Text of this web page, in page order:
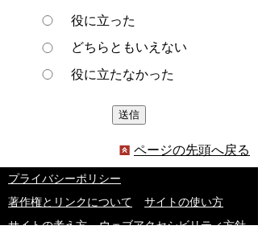
役に立った
どちらともいえない
役に立たなかった
ページの先頭へ戻る
プライバシーポリシー
著作権とリンクについて
サイトの使い方
サイトの考え方
ウェブアクセシビリティ方針